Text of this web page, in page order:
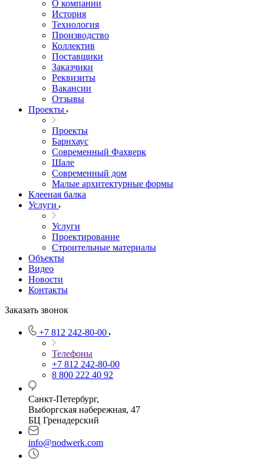
О компании
История
Технология
Производство
Коллектив
Поставщики
Заказчики
Реквизиты
Вакансии
Отзывы
Проекты
Проекты
Барнхаус
Современный Фахверк
Шале
Современный дом
Малые архитектурные формы
Клееная балка
Услуги
Услуги
Проектирование
Строительные материалы
Объекты
Видео
Новости
Контакты
Заказать звонок
+7 812 242-80-00
Телефоны
+7 812 242-80-00
8 800 222 40 92
Санкт-Петербург,
Выборгская набережная, 47
БЦ Гренадерский
info@nodwerk.com